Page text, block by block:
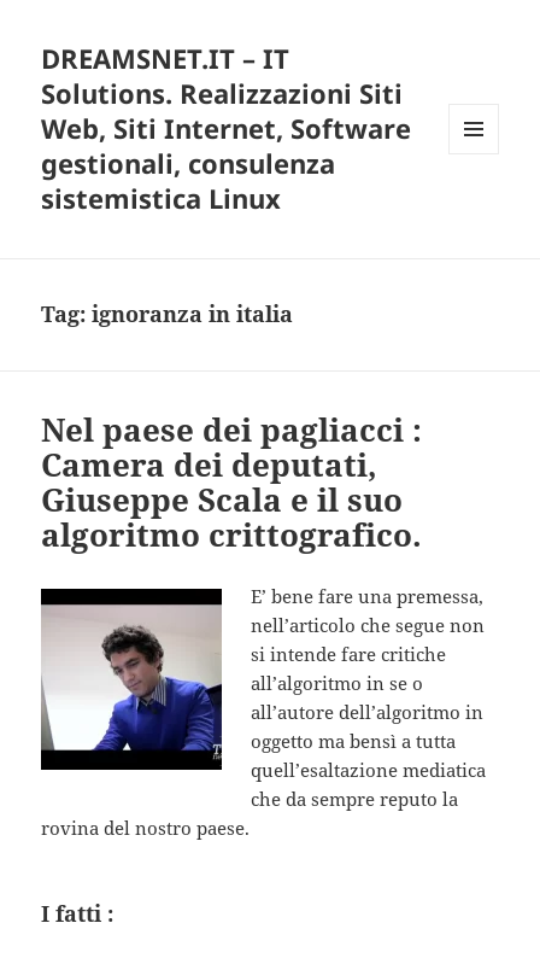
DREAMSNET.IT – IT
Solutions. Realizzazioni Siti
Web, Siti Internet, Software
gestionali, consulenza
sistemistica Linux
Tag:ignoranza in italia
Nel paese dei pagliacci :
Camera dei deputati,
Giuseppe Scala e il suo
algoritmo crittografico.
E’ bene fare una premessa,
nell’articolo che segue non
si intende fare critiche
all’algoritmo in se o
all’autore dell’algoritmo in
oggetto ma bensì a tutta
quell’esaltazione mediatica
che da sempre reputo la
rovina del nostro paese.
I fatti :